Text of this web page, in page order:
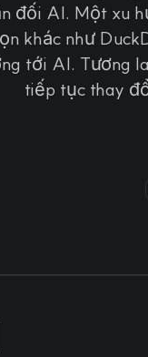
đối AI. Một xu
khác như
tới AI. Tương
tiếp tục thay